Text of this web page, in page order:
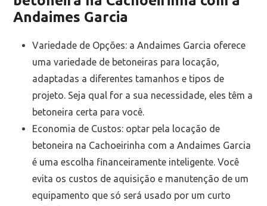
Andaimes Garcia
Variedade de Opções: a Andaimes Garcia oferece
uma variedade de betoneiras para locação,
adaptadas a diferentes tamanhos e tipos de
projeto. Seja qual for a sua necessidade, eles têm a
betoneira certa para você.
Economia de Custos: optar pela locação de
betoneira na Cachoeirinha com a Andaimes Garcia
é uma escolha financeiramente inteligente. Você
evita os custos de aquisição e manutenção de um
equipamento que só será usado por um curto